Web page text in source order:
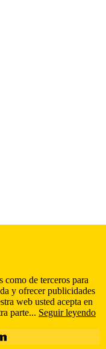
de terceros para
y ofrecer publicidades
web usted acepta en
parte... Seguir leyendo